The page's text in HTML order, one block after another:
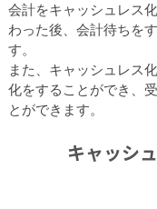
会計をキャッシュレス
わった後、会計待ちを
す。
また、キャッシュレス
化をすることができ、
とができます。
キャッシ